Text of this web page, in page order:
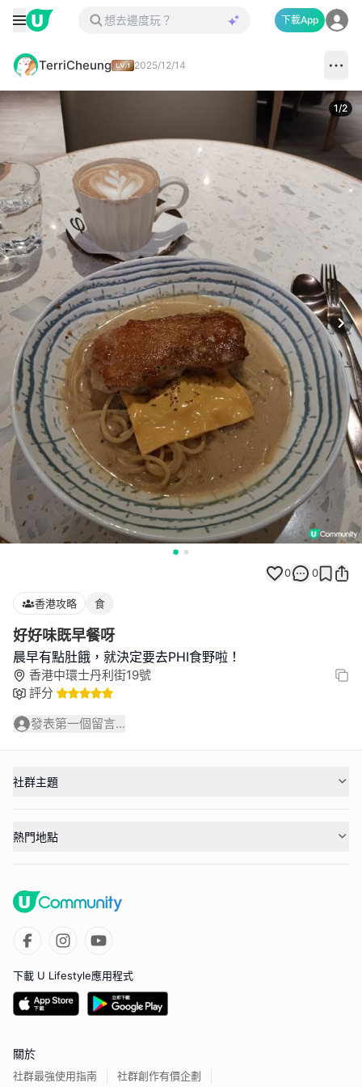
下載App
TerriCheung 2025/12/14
1/2
0 0
香港攻略 食
好好味既早餐呀
晨早有點肚餓，就決定要去PHI食野啦！
香港中環士丹利街19號
評分
發表第一個留言...
社群主題
熱門地點
下載 U Lifestyle應用程式
關於
社群最強使用指南 社群創作有價企劃